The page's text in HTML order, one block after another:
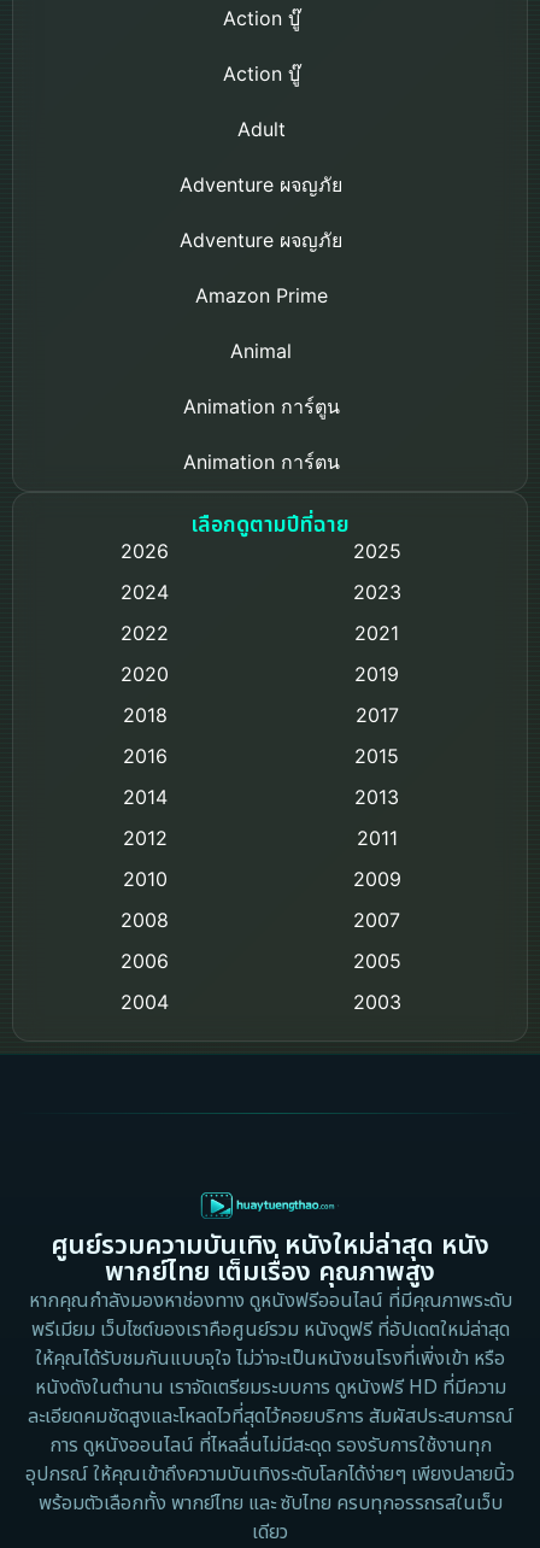
Action บู๊
Action บู๊
Adult
Adventure ผจญภัย
Adventure ผจญภัย
Amazon Prime
Animal
Animation การ์ตูน
Animation การ์ตูน
Based on a True Story เรื่องจริง
Detective สืบสวน
Disaster
Disney+
Documentary สารคดี
Documentary สารคดี
Drama ดราม่า
เลือกดูตามปีที่ฉาย
2026
2025
2024
2023
2022
2021
2020
2019
2018
2017
2016
2015
2014
2013
2012
2011
2010
2009
2008
2007
2006
2005
2004
2003
2002
2000
1983
1982
1971
1962
ศูนย์รวมความบันเทิง หนังใหม่ล่าสุด หนัง
พากย์ไทย เต็มเรื่อง คุณภาพสูง
หากคุณกำลังมองหาช่องทาง ดูหนังฟรีออนไลน์ ที่มีคุณภาพระดับ
พรีเมียม เว็บไซต์ของเราคือศูนย์รวม หนังดูฟรี ที่อัปเดตใหม่ล่าสุด
ให้คุณได้รับชมกันแบบจุใจ ไม่ว่าจะเป็นหนังชนโรงที่เพิ่งเข้า หรือ
หนังดังในตำนาน เราจัดเตรียมระบบการ ดูหนังฟรี HD ที่มีความ
ละเอียดคมชัดสูงและโหลดไวที่สุดไว้คอยบริการ สัมผัสประสบการณ์
การ ดูหนังออนไลน์ ที่ไหลลื่นไม่มีสะดุด รองรับการใช้งานทุก
อุปกรณ์ ให้คุณเข้าถึงความบันเทิงระดับโลกได้ง่ายๆ เพียงปลายนิ้ว
พร้อมตัวเลือกทั้ง พากย์ไทย และ ซับไทย ครบทุกอรรถรสในเว็บ
เดียว